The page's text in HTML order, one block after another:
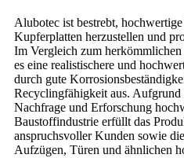
Alubotec ist bestrebt,
Kupferplatten herzustellen und
Im Vergleich zum
es eine realistischere und
durch gute
Recyclingfähigkeit aus.
Nachfrage und Erforschung
Baustoffindustrie erfüllt das
anspruchsvoller Kunden sowie
Aufzügen, Türen und ähnlichen